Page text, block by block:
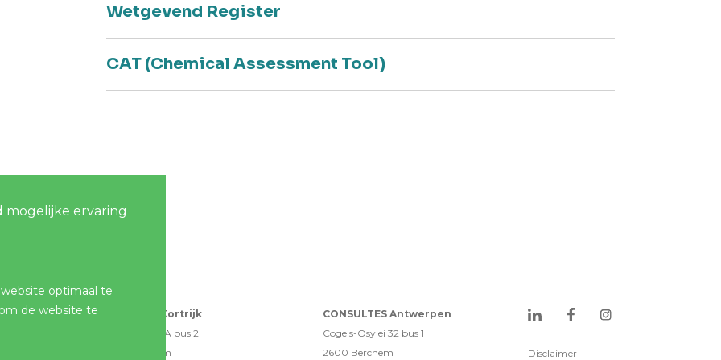
Wetgevend Register
CAT (Chemical Assessment Tool)
CONSULTES Kortrijk
Blokkestraat 41A bus 2
8550 Zwevegem
CONSULTES Antwerpen
Cogels-Osylei 32 bus 1
2600 Berchem
Disclaimer
mogelijke ervaring
optimaal te
de website te